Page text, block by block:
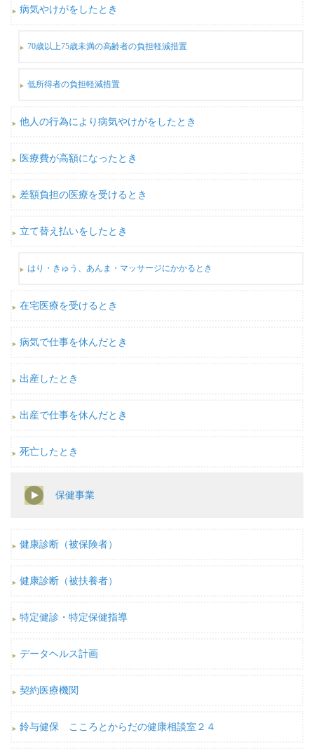
病気やけがをしたとき
70歳以上75歳未満の高齢者の負担軽減措置
低所得者の負担軽減措置
他人の行為により病気やけがをしたとき
医療費が高額になったとき
差額負担の医療を受けるとき
立て替え払いをしたとき
はり・きゅう、あんま・マッサージにかかるとき
在宅医療を受けるとき
病気で仕事を休んだとき
出産したとき
出産で仕事を休んだとき
死亡したとき
保健事業
健康診断（被保険者）
健康診断（被扶養者）
特定健診・特定保健指導
データヘルス計画
契約医療機関
鈴与健保 こころとからだの健康相談室２４